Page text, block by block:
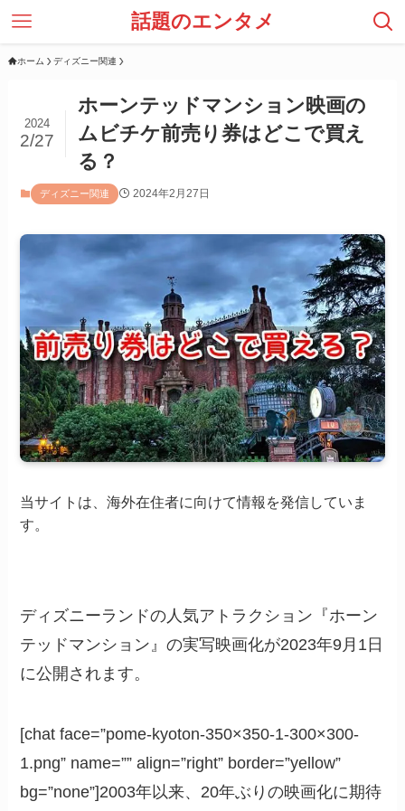
話題のエンタメ
ホーム ディズニー関連
ホーンテッドマンション映画の
ムビチケ前売り券はどこで買え
る？
2024
2/27
ディズニー関連 2024年2月27日
当サイトは、海外在住者に向けて情報を発信していま
す。
ディズニーランドの人気アトラクション『ホーン
テッドマンション』の実写映画化が2023年9月1日
に公開されます。
[chat face=”pome-kyoton-350×350-1-300×300-
1.png” name=”” align=”right” border=”yellow”
bg=”none”]2003年以来、20年ぶりの映画化に期待